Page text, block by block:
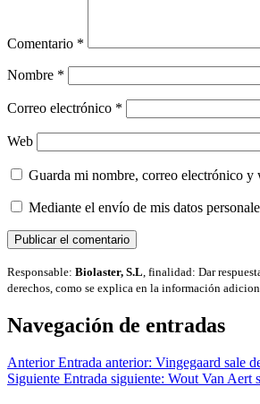
Comentario *
Nombre *
Correo electrónico *
Web
Guarda mi nombre, correo electrónico y
Mediante el envío de mis datos
Responsable: Biolaster, S.L , finalidad: Dar
derechos, como se explica en la información
Navegación de entradas
Anterior Entrada anterior: Vingegaard sale
Siguiente Entrada siguiente: Wout Van Aert